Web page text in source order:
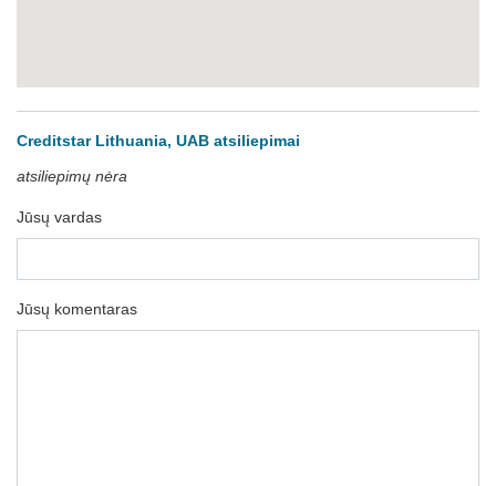
Creditstar Lithuania, UAB atsiliepimai
atsiliepimų nėra
Jūsų vardas
Jūsų komentaras